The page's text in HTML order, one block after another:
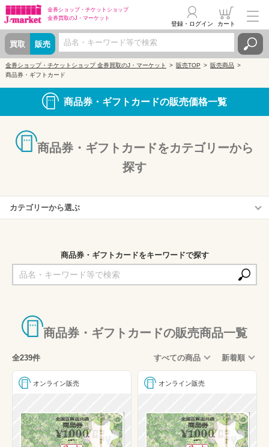
金券ショップ・ チケットショップ
金券買取のJ・マーケット
買取 販売
登録・ログイン カート
金券ショップ・チケットショップ 金券買取のJ・マーケット 販売TOP
販売商品
商品券・ギフトカード
商品券・ギフトカードの販売価格一覧
商品券・ギフトカードをカテゴリーから
探す
カテゴリーから選ぶ
スーパー系
衣料・アパレル
専門店・その他
商品券・ギフトカードをキーワードで探す
商品券・ギフトカードの販売商品一覧
全239件 すべての商品 新着順
オンライン販売 オンライン販売